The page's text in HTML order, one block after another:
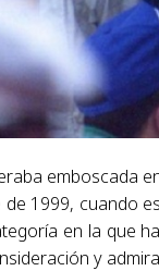
emboscada
1999, cuando
en la que
y